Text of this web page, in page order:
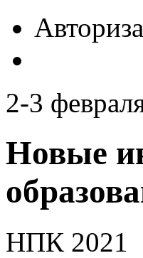
2-3
Новые
НПК 2021